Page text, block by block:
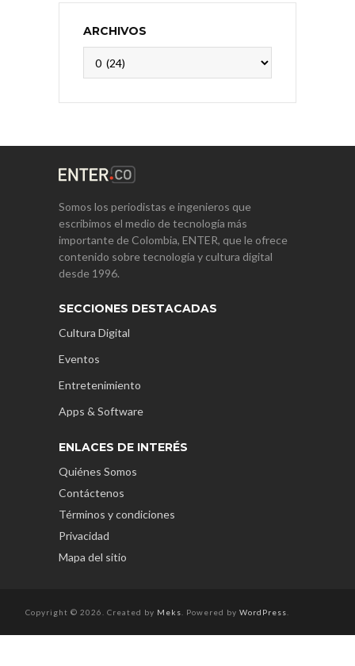
ARCHIVOS
Somos los periodistas e ingenieros que
escribimos el medio de tecnología más
importante de Colombia, ENTER, que le ofrece
contenido sobre tecnología y cultura digital
desde 1996.
SECCIONES DESTACADAS
Cultura Digital
Eventos
Entretenimiento
Apps & Software
ENLACES DE INTERÉS
Quiénes Somos
Contáctenos
Términos y condiciones
Privacidad
Mapa del sitio
Copyright © 2026. Created by Meks . Powered by WordPress